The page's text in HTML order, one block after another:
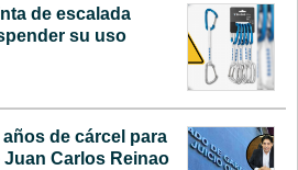
de escalada
su uso
de cárcel para
Carlos Reinao